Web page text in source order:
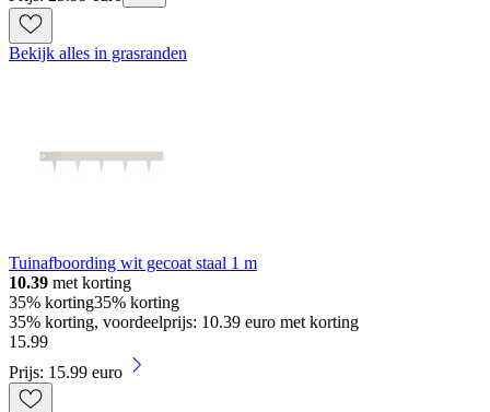
Bekijk alles in grasranden
Tuinafboording wit gecoat staal 1 m
10.39 met korting
35% korting35% korting
35% korting, voordeelprijs: 10.39 euro met korting
15.99
Prijs: 15.99 euro